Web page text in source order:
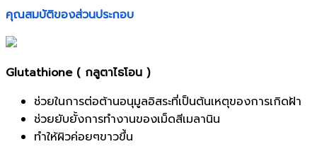
คุณสมบัติของส่วนประกอบ
Glutathione ( กลูตาไธโอน )
ช่วยในการต่อต้านอนุมูลอิสระที่เป็นต้นเหตุของการเกิดฝ้า
ช่วยยับยั้งการทำงานของเม็ดสีเมลานิน
ทำให้ผิวค่อยๆขาวขึ้น